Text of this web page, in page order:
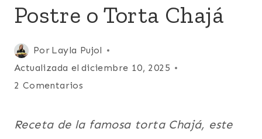
RECONFORTANTE
DULCE
DE
LECHE
|
FRUTAS
Postre o Torta Chajá
Por Layla Pujol
Publicada
el
agosto 3, 2023
Actualizada el diciembre 10, 2025
2 Comentarios
Receta de la famosa torta Chajá, este